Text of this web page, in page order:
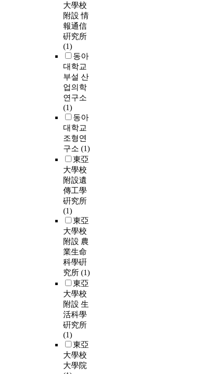
大學校
附設 情
報通信
硏究所
(1)
동아
대학교
부설 산
업의학
연구소
(1)
동아
대학교
조형연
구소 (1)
東亞
大學校
附設遺
傳工學
硏究所
(1)
東亞
大學校
附設 農
業生命
科學硏
究所 (1)
東亞
大學校
附設 生
活科學
硏究所
(1)
東亞
大學校
大學院